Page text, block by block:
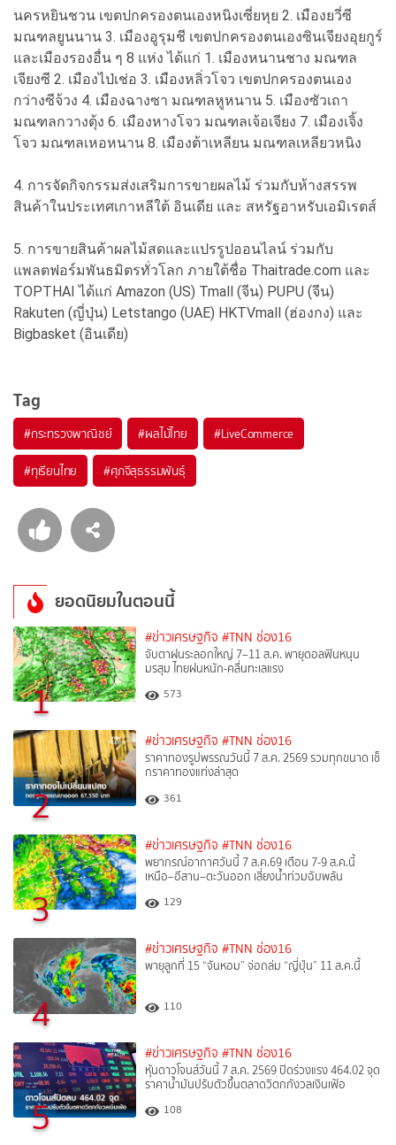
นครหยินชวน เขตปกครองตนเองหนิงเซี่ยหุย 2. เมืองยวี่ซี
มณฑลยูนนาน 3. เมืองอูรุมชี เขตปกครองตนเองซินเจียงอุยกูร์
และเมืองรองอื่น ๆ 8 แห่ง ได้แก่ 1. เมืองหนานชาง มณฑล
เจียงซี 2. เมืองไป่เช่อ 3. เมืองหลิ่วโจว เขตปกครองตนเอง
กว่างซีจ้วง 4. เมืองฉางซา มณฑลหูหนาน 5. เมืองซัวเถา
มณฑลกวางตุ้ง 6. เมืองหางโจว มณฑลเจ้อเจียง 7. เมืองเจิ้ง
โจว มณฑลเหอหนาน 8. เมืองต้าเหลียน มณฑลเหลียวหนิง
4. การจัดกิจกรรมส่งเสริมการขายผลไม้ ร่วมกับห้างสรรพ
สินค้าในประเทศเกาหลีใต้ อินเดีย และ สหรัฐอาหรับเอมิเรตส์
5. การขายสินค้าผลไม้สดและแปรรูปออนไลน์ ร่วมกับ
แพลตฟอร์มพันธมิตรทั่วโลก ภายใต้ชื่อ Thaitrade.com และ
TOPTHAI ได้แก่ Amazon (US) Tmall (จีน) PUPU (จีน)
Rakuten (ญี่ปุ่น) Letstango (UAE) HKTVmall (ฮ่องกง) และ
Bigbasket (อินเดีย)
Tag
#กระทรวงพาณิชย์ #ผลไม้ไทย #LiveCommerce
#ทุเรียนไทย #ศุภจีสุธรรมพันธุ์
ยอดนิยมในตอนนี้
1
#ข่าวเศรษฐกิจ #TNN ช่อง16
จับตาฝนระลอกใหญ่ 7–11 ส.ค. พายุดอลฟินหนุน
มรสุม ไทยฝนหนัก-คลื่นทะเลแรง
573
2
#ข่าวเศรษฐกิจ #TNN ช่อง16
ราคาทองรูปพรรณวันนี้ 7 ส.ค. 2569 รวมทุกขนาด เช็
กราคาทองแท่งล่าสุด
361
3
#ข่าวเศรษฐกิจ #TNN ช่อง16
พยากรณ์อากาศวันนี้ 7 ส.ค.69 เตือน 7-9 ส.ค.นี้
เหนือ–อีสาน–ตะวันออก เสี่ยงน้ำท่วมฉับพลัน
129
4
#ข่าวเศรษฐกิจ #TNN ช่อง16
พายุลูกที่ 15 “จันหอม” จ่อถล่ม “ญี่ปุ่น” 11 ส.ค.นี้
110
5
#ข่าวเศรษฐกิจ #TNN ช่อง16
หุ้นดาวโจนส์วันนี้ 7 ส.ค. 2569 ปิดร่วงแรง 464.02 จุด
ราคาน้ำมันปรับตัวขึ้นตลาดวิตกกังวลเงินเฟ้อ
108